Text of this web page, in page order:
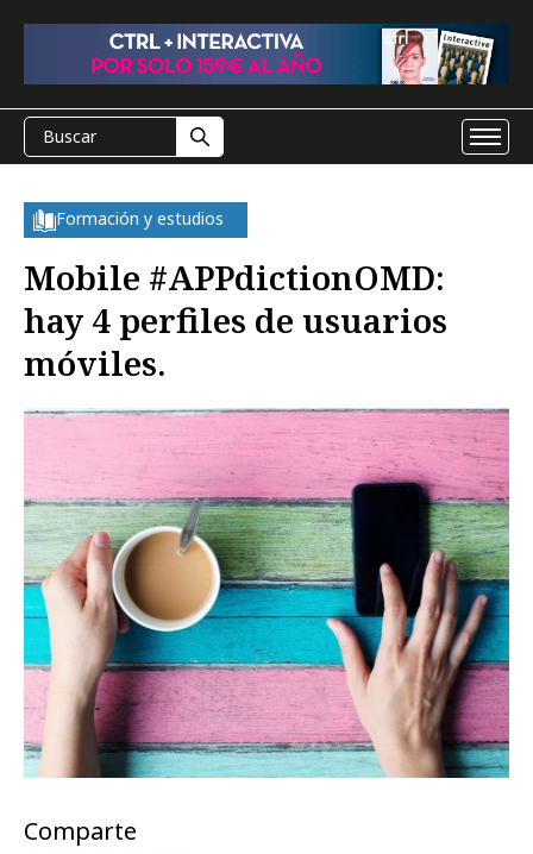
Formación y estudios
Mobile #APPdictionOMD:
hay 4 perfiles de usuarios
móviles.
Comparte